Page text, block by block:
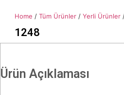
Home / Tüm Ürünler / Yerli Ürünler
1248
Ürün Açıklaması